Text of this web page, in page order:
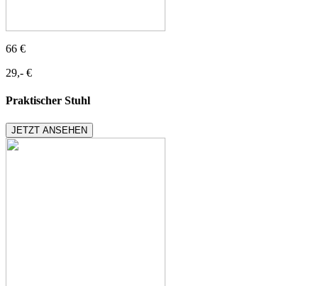
66 €
29,- €
Praktischer Stuhl
JETZT ANSEHEN